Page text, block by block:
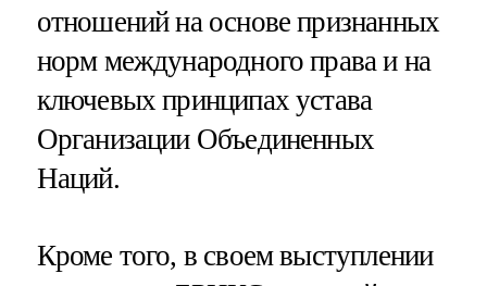
отношений на основе признанных
норм международного права и на
ключевых принципах устава
Организации Объединенных
Наций.
Кроме того, в своем выступлении